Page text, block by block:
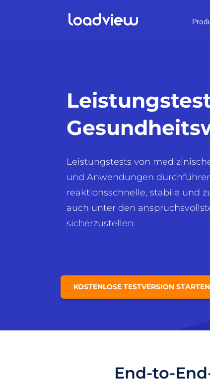
Leistungstests von
und Anwendungen
reaktionsschnelle, stabile und
auch unter den
sicherzustellen.
KOSTENLOSE TESTVERSION STARTEN
End-to-